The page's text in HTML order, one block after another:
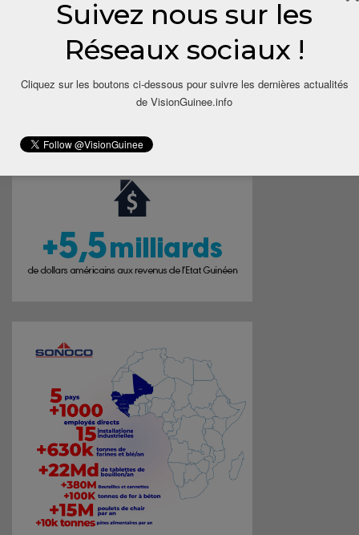
Suivez nous sur les
Réseaux sociaux !
Cliquez sur les boutons ci-dessous pour suivre les dernières actualités
de VisionGuinee.info